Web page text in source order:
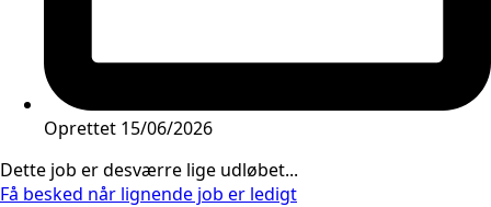
Oprettet 15/06/2026
Dette job er desværre lige udløbet...
Få besked når lignende job er ledigt